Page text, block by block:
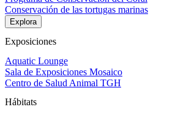
Conservación de las tortugas marinas
Explora
Exposiciones
Aquatic Lounge
Sala de Exposiciones Mosaico
Centro de Salud Animal TGH
Hábitats